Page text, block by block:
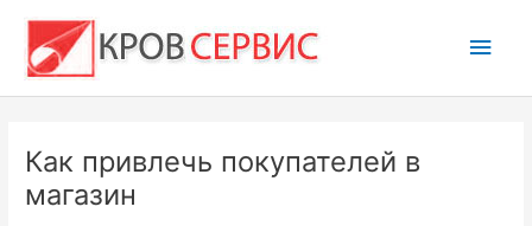
содержимому
Как привлечь покупателей в
магазин